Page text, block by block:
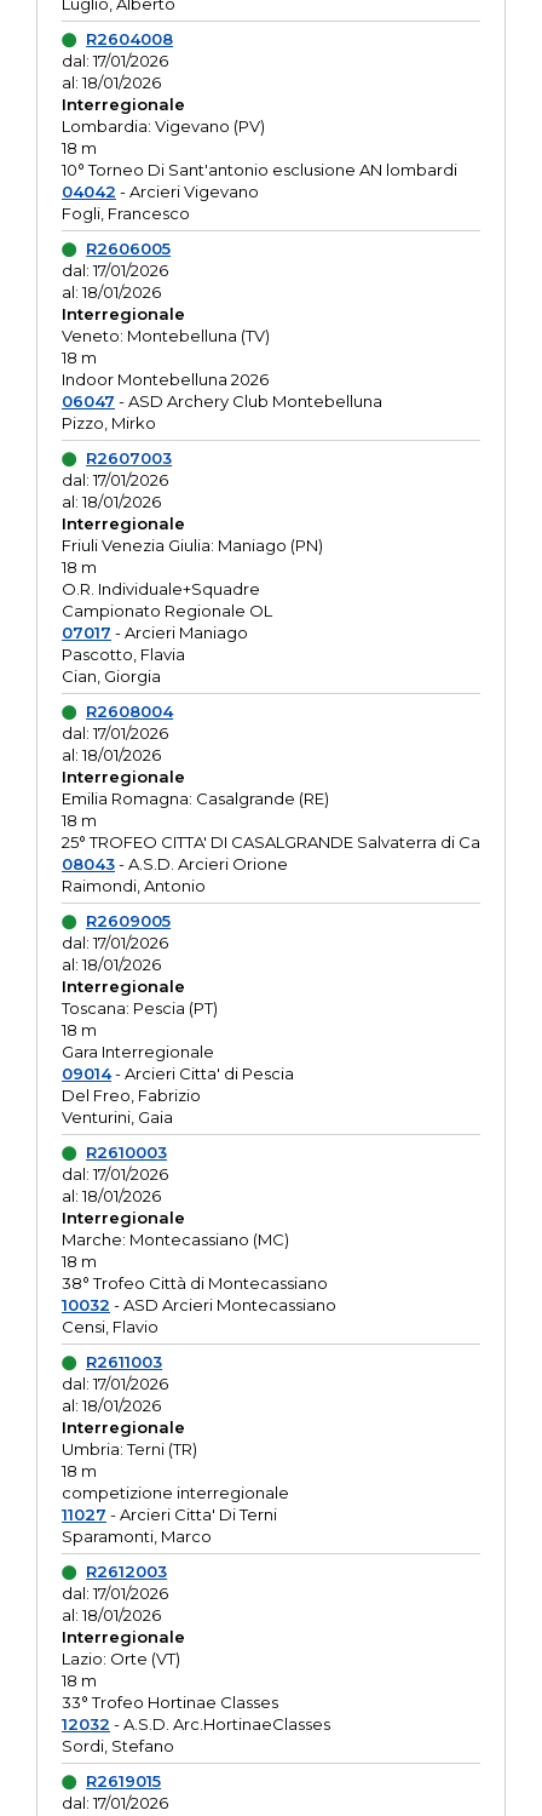
R2604008
dal: 17/01/2026
al: 18/01/2026
Interregionale
Lombardia: Vigevano (PV)
18 m
10° Torneo Di Sant'antonio esclusione AN lombardi
04042 - Arcieri Vigevano
Fogli, Francesco
R2606005
dal: 17/01/2026
al: 18/01/2026
Interregionale
Veneto: Montebelluna (TV)
18 m
Indoor Montebelluna 2026
06047 - ASD Archery Club Montebelluna
Pizzo, Mirko
R2607003
dal: 17/01/2026
al: 18/01/2026
Interregionale
Friuli Venezia Giulia: Maniago (PN)
18 m
O.R. Individuale+Squadre
Campionato Regionale OL
07017 - Arcieri Maniago
Pascotto, Flavia
Cian, Giorgia
R2608004
dal: 17/01/2026
al: 18/01/2026
Interregionale
Emilia Romagna: Casalgrande (RE)
18 m
25° TROFEO CITTA' DI CASALGRANDE Salvaterra di Ca
08043- A.S.D. Arcieri Orione
Raimondi, Antonio
R2609005
dal: 17/01/2026
al: 18/01/2026
Interregionale
Toscana: Pescia (PT)
18 m
Gara Interregionale
09014- Arcieri Citta' di Pescia
Del Freo, Fabrizio
Venturini, Gaia
R2610003
dal: 17/01/2026
al: 18/01/2026
Interregionale
Marche: Montecassiano (MC)
18 m
38° Trofeo Città di Montecassiano
10032 - ASD Arcieri Montecassiano
Censi, Flavio
R2611003
dal: 17/01/2026
al: 18/01/2026
Interregionale
Umbria: Terni (TR)
18 m
competizione interregionale
11027 - Arcieri Citta' Di Terni
Sparamonti, Marco
R2612003
dal: 17/01/2026
al: 18/01/2026
Interregionale
Lazio: Orte (VT)
18 m
33° Trofeo Hortinae Classes
12032 - A.S.D. Arc.HortinaeClasses
Sordi, Stefano
R2619015
dal: 17/01/2026